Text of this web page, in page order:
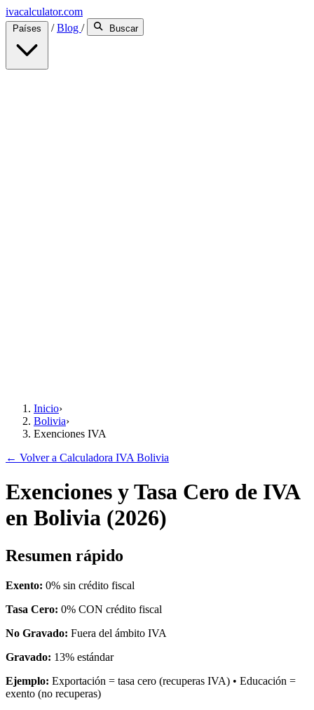
ivacalculator.com
/ Blog / Buscar
Inicio›
Bolivia›
Exenciones IVA
← Volver a Calculadora IVA Bolivia
Exenciones y Tasa Cero de IVA
en Bolivia (2026)
Resumen rápido
Exento: 0% sin crédito fiscal
Tasa Cero: 0% CON crédito fiscal
No Gravado: Fuera del ámbito IVA
Gravado: 13% estándar
Ejemplo: Exportación = tasa cero (recuperas IVA) • Educación =
exento (no recuperas)